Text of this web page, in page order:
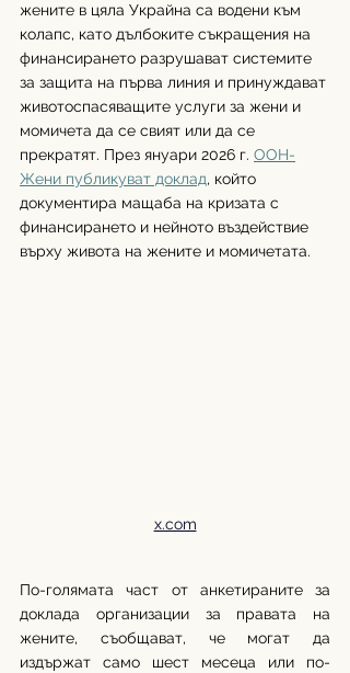
жените в цяла Украйна са водени към
колапс, като дълбоките съкращения на
финансирането разрушават системите
за защита на първа линия и принуждават
животоспасяващите услуги за жени и
момичета да се свият или да се
прекратят. През януари 2026 г. ООН-
Жени публикуват доклад, който
документира мащаба на кризата с
финансирането и нейното въздействие
върху живота на жените и момичетата.
x.com
По-голямата част от анкетираните за
доклада организации за правата на
жените, съобщават, че могат да
издържат само шест месеца или по-